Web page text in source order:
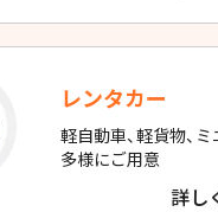
レンタカー
軽自動車、軽貨物、
多様にご用意
詳し